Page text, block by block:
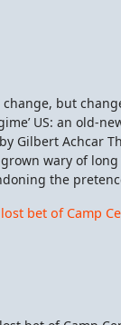
but
US: an old-
Gilbert Achcar
wary of
the
lost bet of Camp